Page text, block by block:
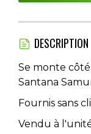
DESCRIPTION
Se monte
Santana
Fournis sans
Vendu à